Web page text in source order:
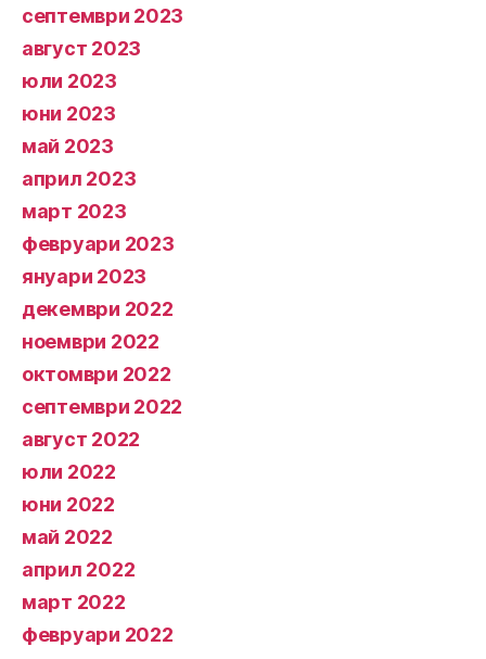
септември 2023
август 2023
юли 2023
юни 2023
май 2023
април 2023
март 2023
февруари 2023
януари 2023
декември 2022
ноември 2022
октомври 2022
септември 2022
август 2022
юли 2022
юни 2022
май 2022
април 2022
март 2022
февруари 2022